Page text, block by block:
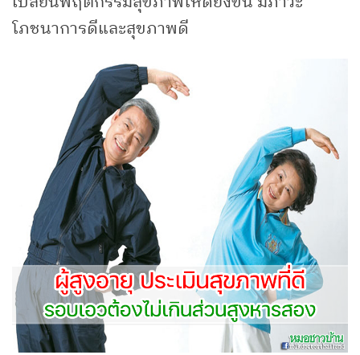
โภชนาการดีและสุขภาพดี